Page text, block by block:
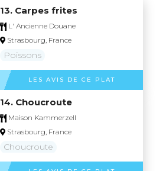
13. Carpes frites
L' Ancienne Douane
Strasbourg, France
Poissons
LES AVIS DE CE PLAT
14. Choucroute
Maison Kammerzell
Strasbourg, France
Choucroute